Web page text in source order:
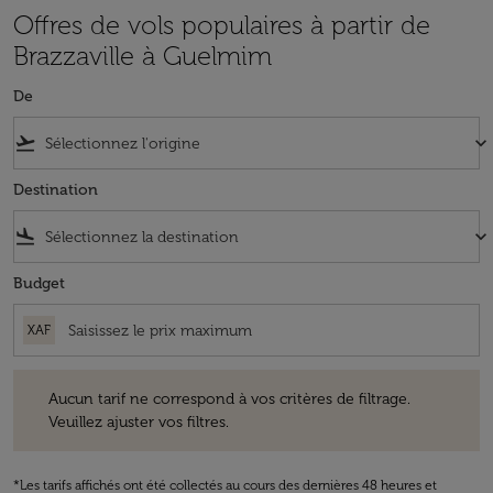
Offres de vols populaires à partir de
Brazzaville à Guelmim
De
flight_takeoff keyboard_arrow_down
Destination
flight_land keyboard_arrow_down
Budget
XAF
Aucun tarif ne correspond à vos critères de filtrage.
Veuillez ajuster vos filtres.
*Les tarifs affichés ont été collectés au cours des dernières 48 heures et